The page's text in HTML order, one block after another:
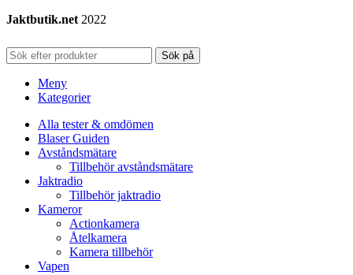
Jaktbutik.net 2022
Sök på
Meny
Kategorier
Alla tester & omdömen
Blaser Guiden
Avståndsmätare
Tillbehör avståndsmätare
Jaktradio
Tillbehör jaktradio
Kameror
Actionkamera
Åtelkamera
Kamera tillbehör
Vapen